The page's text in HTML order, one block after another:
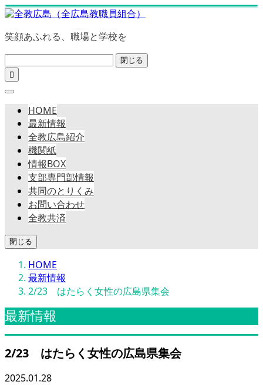
笑顔あふれる、職場と学校を
閉じる

HOME
最新情報
全教広島紹介
機関紙
情報BOX
支部専門部情報
共同のとりくみ
お問い合わせ
全教共済
閉じる
HOME
最新情報
2/23 はたらく女性の広島県集会
最新情報
2/23 はたらく女性の広島県集会
2025.01.28